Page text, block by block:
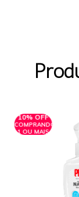
10% OFF
COMPRANDO
1 OU MAIS